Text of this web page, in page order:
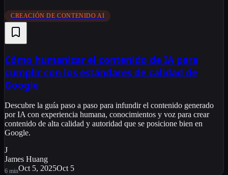
CREACIÓN DE CONTENIDO AI
Cómo humanizar el contenido de IA para
cumplir con los estándares de calidad de
Google
Descubre la guía paso a paso para infundir el contenido generado
por IA con experiencia humana, conocimientos y voz para crear
contenido de alta calidad y autoridad que se posicione bien en
Google.
J
James Huang
6 minOct 5, 2025Oct 5